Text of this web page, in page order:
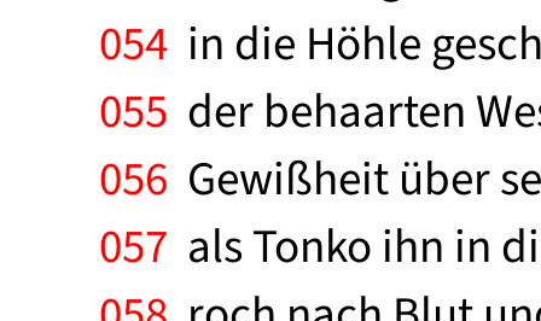
054 in die Höhle
055 der behaarten
056 Gewißheit über
057 als Tonko ihn in